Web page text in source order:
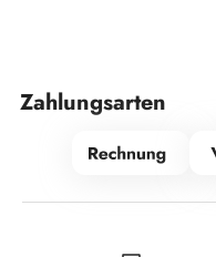
Zahlungsarten